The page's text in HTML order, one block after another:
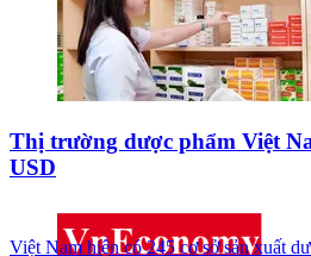
Thị trường dược phẩm Việt
USD
Việt Nam hiện có 245 cơ sở sản xuất